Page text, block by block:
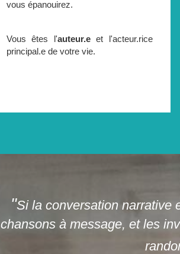
vous épanouirez.
Vous êtes l'auteur.eet l'acteur.rice
principal.e de votre vie.
"Si la conversation narrative
chansons à message, et les